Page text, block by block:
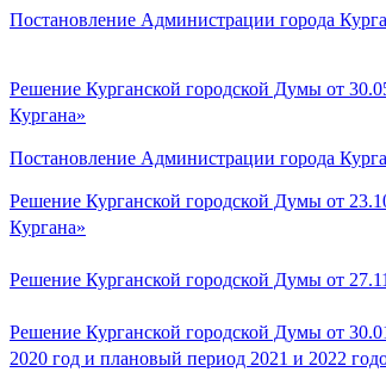
Постановление Администрации города
Решение Курганской городской Думы от
Кургана»
Постановление Администрации города
Решение Курганской городской Думы от
Кургана»
Решение Курганской городской Думы от
Решение Курганской городской Думы от
2020 год и плановый период 2021 и 2022